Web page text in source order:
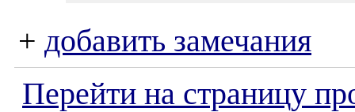
+ добавить замечания
Перейти на страницу